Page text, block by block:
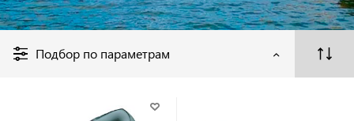
Подбор по параметрам